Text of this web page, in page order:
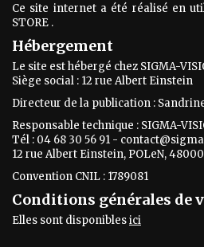
Ce site internet a été réalisé en
STORE .
Hébergement
Le site est hébergé chez SIGMA-
Siège social : 12 rue Albert Einstein
Directeur de la publication :
Responsable technique : SIGMA-
Tél : 04 68 30 56 91 -
12 rue Albert Einstein, POLeN,
Convention CNIL : 1789081
Conditions générales de
Elles sont disponiblesici